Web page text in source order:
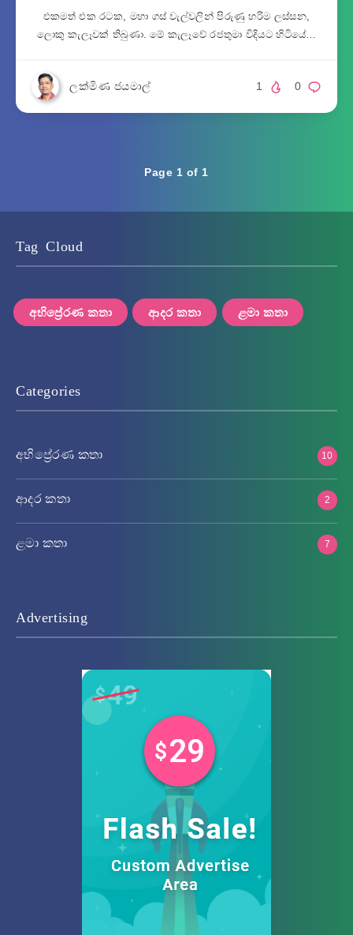
එකමත් එක රටක, මහා ගස් වැල්වලින් පිරුණු හරිම ලස්සන,
ලොකු කැලෑවක් තිබුණා. මේ කැලෑවේ රජතුමා විදියට හිටියේ…
ලක්මිණ ජයමාල් 0
1
Page 1 of 1
Tag Cloud
අභිප්‍රේරණ කතා ආදර කතා ළමා කතා
Categories
අභිප්‍රේරණ කතා 10
ආදර කතා 2
ළමා කතා 7
Advertising